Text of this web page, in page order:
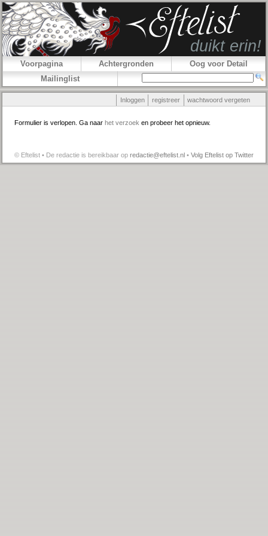
Voorpagina Achtergronden
Oog voor Detail
Mailinglist
Inloggen registreer wachtwoord vergeten
Formulier is verlopen. Ga naar het verzoek en probeer het opnieuw.
© Eftelist • De redactie is bereikbaar op redactie@eftelist.nl • Volg Eftelist op Twitter